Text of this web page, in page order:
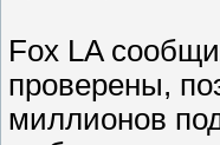
Fox LA
проверены,
миллионов